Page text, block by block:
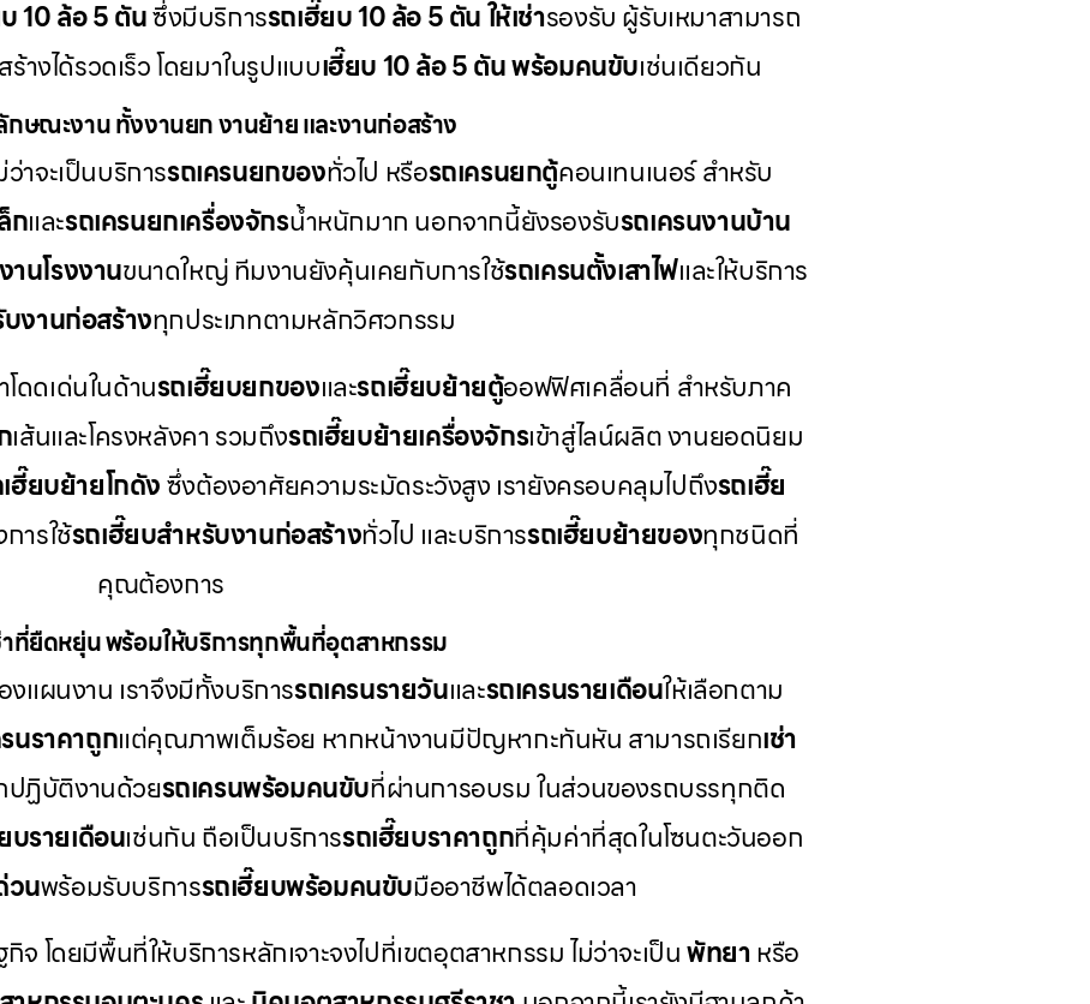
10 ล้อ 5 ตันซึ่งมีบริการรถเฮี๊ยบ 10 ล้อ 5 ตัน ให้เช่ารองรับ ผู้รับเหมาสามารถ
างได้รวดเร็ว โดยมาในรูปแบบเฮี๊ยบ 10 ล้อ 5 ตัน พร้อมคนขับเช่นเดียวกัน
ษณะงาน ทั้งงานยก งานย้าย และงานก่อสร้าง
าจะเป็นบริการรถเครนยกของทั่วไป หรือรถเครนยกตู้คอนเทนเนอร์ สำหรับ
กและรถเครนยกเครื่องจักรน้ำหนักมาก นอกจากนี้ยังรองรับรถเครนงานบ้าน
านโรงงานขนาดใหญ่ ทีมงานยังคุ้นเคยกับการใช้รถเครนตั้งเสาไฟและให้บริการ
งานก่อสร้างทุกประเภทตามหลักวิศวกรรม
ดดเด่นในด้านรถเฮี๊ยบยกของและรถเฮี๊ยบย้ายตู้ออฟฟิศเคลื่อนที่ สำหรับภาค
เส้นและโครงหลังคา รวมถึงรถเฮี๊ยบย้ายเครื่องจักรเข้าสู่ไลน์ผลิต งานยอดนิยม
ฮี๊ยบย้ายโกดังซึ่งต้องอาศัยความระมัดระวังสูง เรายังครอบคลุมไปถึงรถเฮี๊ย
ารใช้รถเฮี๊ยบสำหรับงานก่อสร้างทั่วไป และบริการรถเฮี๊ยบย้ายของทุกชนิดที่
คุณต้องการ
ที่ยืดหยุ่น พร้อมให้บริการทุกพื้นที่อุตสาหกรรม
งแผนงาน เราจึงมีทั้งบริการรถเครนรายวันและรถเครนรายเดือนให้เลือกตาม
นราคาถูกแต่คุณภาพเต็มร้อย หากหน้างานมีปัญหากะทันหัน สามารถเรียกเช่า
ปฏิบัติงานด้วยรถเครนพร้อมคนขับที่ผ่านการอบรม ในส่วนของรถบรรทุกติด
บรายเดือนเช่นกัน ถือเป็นบริการรถเฮี๊ยบราคาถูกที่คุ้มค่าที่สุดในโซนตะวันออก
วนพร้อมรับบริการรถเฮี๊ยบพร้อมคนขับมืออาชีพได้ตลอดเวลา
จ โดยมีพื้นที่ให้บริการหลักเจาะจงไปที่เขตอุตสาหกรรม ไม่ว่าจะเป็นพัทยาหรือ